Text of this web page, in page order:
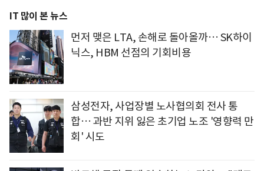
IT 많이 본 뉴스
먼저 맺은 LTA, 손해로 돌아올까… SK하이
닉스, HBM 선점의 기회비용
삼성전자, 사업장별 노사협의회 전사 통
합… 과반 지위 잃은 초기업 노조 '영향력 만
회' 시도